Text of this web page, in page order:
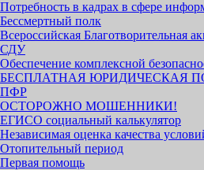
Потребность в кадрах в сфере
Бессмертный полк
Всероссийская Благотворительная
СДУ
Обеспечение комплексной
БЕСПЛАТНАЯ ЮРИДИЧЕСКАЯ
ПФР
ОСТОРОЖНО МОШЕННИКИ!
ЕГИСО социальный калькулятор
Независимая оценка качества
Отопительный период
Первая помощь